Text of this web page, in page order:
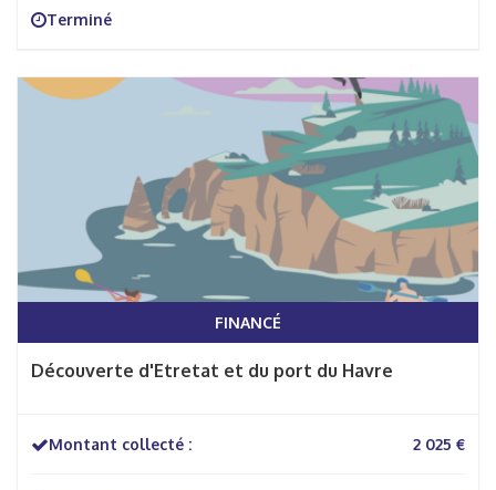
Terminé
FINANCÉ
Découverte d'Etretat et du port du Havre
Montant collecté : 2 025 €